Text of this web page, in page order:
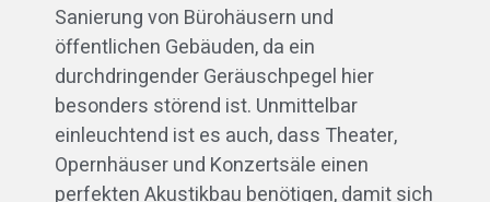
Sanierung von Bürohäusern und
öffentlichen Gebäuden, da ein
durchdringender Geräuschpegel hier
besonders störend ist. Unmittelbar
einleuchtend ist es auch, dass Theater,
Opernhäuser und Konzertsäle einen
perfekten Akustikbau benötigen, damit sich